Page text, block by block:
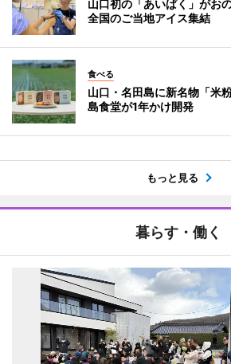
山口初の「あいぱく」がお
全国のご当地アイス集結
食べる
山口・名田島に新名物「米
島食堂が1年かけ開発
もっと見る
暮らす・働く